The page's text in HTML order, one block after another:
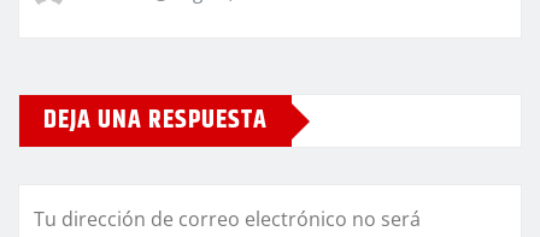
DEJA UNA RESPUESTA
Tu dirección de correo electrónico no será